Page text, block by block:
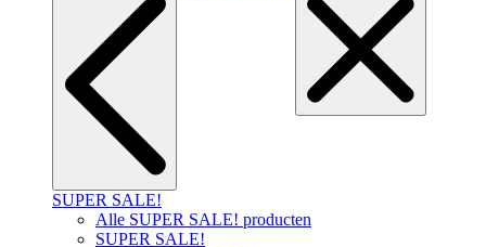
SUPER SALE!
Alle SUPER SALE! producten
SUPER SALE!